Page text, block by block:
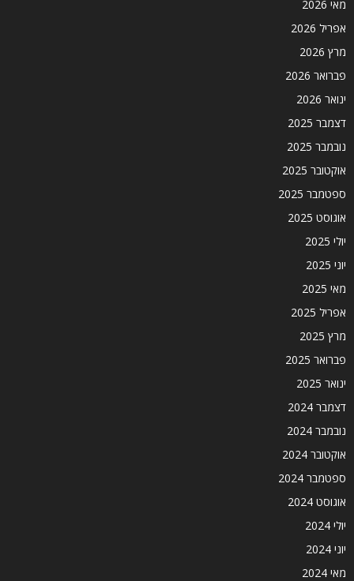
מאי 2026
אפריל 2026
מרץ 2026
פברואר 2026
ינואר 2026
דצמבר 2025
נובמבר 2025
אוקטובר 2025
ספטמבר 2025
אוגוסט 2025
יולי 2025
יוני 2025
מאי 2025
אפריל 2025
מרץ 2025
פברואר 2025
ינואר 2025
דצמבר 2024
נובמבר 2024
אוקטובר 2024
ספטמבר 2024
אוגוסט 2024
יולי 2024
יוני 2024
מאי 2024